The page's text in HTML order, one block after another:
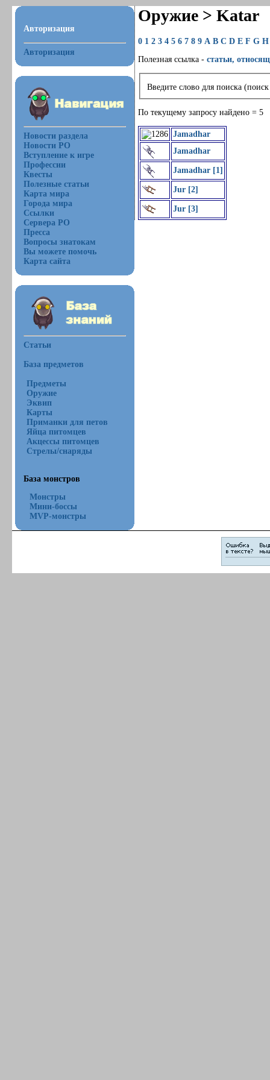
Авторизация
Авторизация
Новости раздела
Новости РО
Вступление к игре
Профессии
Квесты
Полезные статьи
Карта мира
Города мира
Ссылки
Сервера РО
Пресса
Вопросы знатокам
Вы можете помочь
Карта сайта
Статьи
База предметов
Предметы
Оружие
Эквип
Карты
Приманки для петов
Яйца питомцев
Акцессы питомцев
Стрелы/снаряды
База монстров
Монстры
Мини-боссы
MVP-монстры
Оружие > Katar
0 1 2 3 4 5 6 7 8 9 A B C D E F G H
Полезная ссылка -статьи,
Введите слово для поиска
По текущему запросу найдено = 5
Jamadhar
Jamadhar
Jamadhar [1]
Jur [2]
Jur [3]